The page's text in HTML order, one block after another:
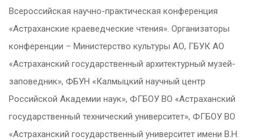
Всероссийская научно-практическая конференция
«Астраханские краеведческие чтения». Организаторы
конференции – Министерство культуры АО, ГБУК АО
«Астраханский государственный архитектурный музей-
заповедник», ФБУН «Калмыцкий научный центр
Российской Академии наук», ФГБОУ ВО «Астраханский
государственный технический университет», ФГБОУ ВО
«Астраханский государственный университет имени В.Н.